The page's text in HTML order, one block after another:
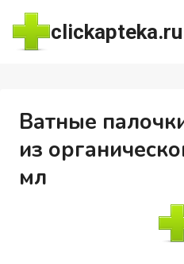
Перейти
содержимому
clickapteka.ru
Ватные
из
мл